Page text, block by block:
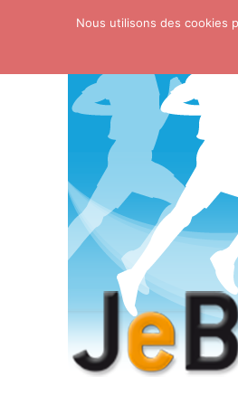
Skip to contentNous utilisons des cookies